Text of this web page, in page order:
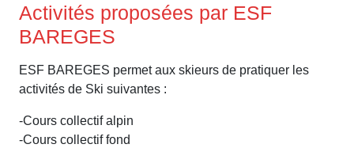
Activités proposées par ESF
BAREGES
ESF BAREGES permet aux skieurs de pratiquer les
activités de Ski suivantes :
-Cours collectif alpin
-Cours collectif fond